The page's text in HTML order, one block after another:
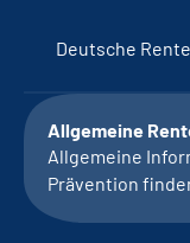
Deutsche
Allgemeine
Allgemeine
Prävention